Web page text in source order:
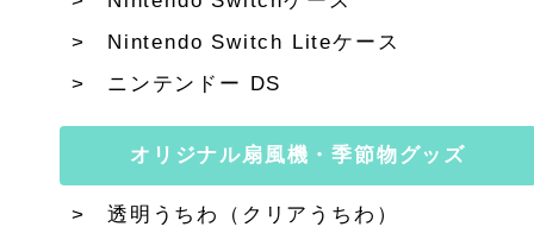
Nintendo Switch Liteケース
ニンテンドー DS
オリジナル扇風機・季節物グッズ
透明うちわ（クリアうちわ）